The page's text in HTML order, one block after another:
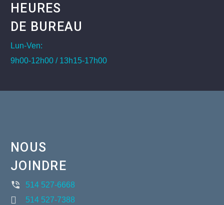
HEURES
DE BUREAU
Lun-Ven:
9h00-12h00 / 13h15-17h00
NOUS
JOINDRE
514 527-6668
514 527-7388